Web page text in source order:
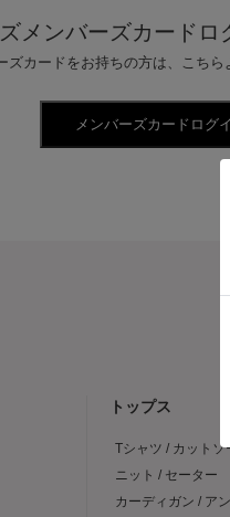
メンバーズカードロ
カードをお持ちの方は、こちら
トップス
Tシャツ / カットソ
ニット / セーター
カーディガン / ア